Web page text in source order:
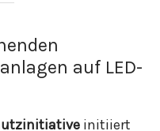
auf LED-
initiiert